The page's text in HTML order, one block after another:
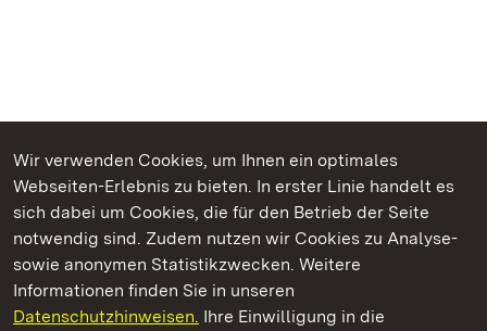
Wir verwenden Cookies, um Ihnen ein optimales
Webseiten-Erlebnis zu bieten. In erster Linie handelt es
sich dabei um Cookies, die für den Betrieb der Seite
notwendig sind. Zudem nutzen wir Cookies zu Analyse-
sowie anonymen Statistikzwecken. Weitere
Informationen finden Sie in unseren
Datenschutzhinweisen. Ihre Einwilligung in die
Kommen. Staunen. Genießen.
Schloss ob Ellwangen